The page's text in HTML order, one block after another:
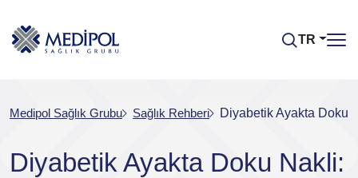
TR
Medipol Sağlık Grubu Sağlık Rehberi Diyabetik Ayakta Doku
Diyabetik Ayakta Doku Nakli: